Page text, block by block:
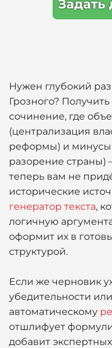
Задать
Нужен глубокий
Грозного?
сочинение, где
(централизация
реформы) и минусы
разорение страны)
теперь вам не
исторические
генератор текста,
логичную
оформит их в
структурой.
Если же черновик
убедительности
автоматическому
отшлифует
добавит